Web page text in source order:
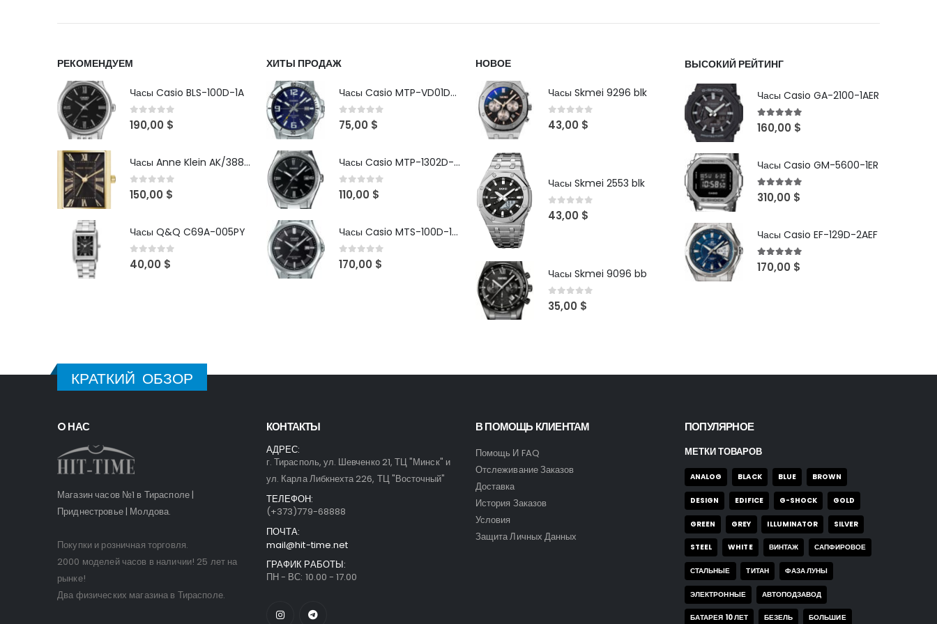
РЕКОМЕНДУЕМ
Часы Casio BLS-100D-1A
0out of 5
190,00 $
Часы Anne Klein AK/3882BKGB
0out of 5
150,00 $
Часы Q&Q C69A-005PY
0 out of 5
40,00 $
ХИТЫ ПРОДАЖ
Часы Casio MTP-VD01D-2B
0out of 5
75,00 $
Часы Casio MTP-1302D-1A1VDF
0out of 5
110,00 $
Часы Casio MTS-100D-1AV
0out of 5
170,00 $
НОВОЕ
Часы Skmei 9296 blk
0 out of 5
43,00 $
Часы Skmei 2553 blk
0 out of 5
43,00 $
Часы Skmei 9096 bb
0out of 5
35,00 $
ВЫСОКИЙ РЕЙТИНГ
Часы Casio GA-2100-1AER
5out of 5
160,00 $
Часы Casio GM-5600-1ER
5out of 5
310,00 $
Часы Casio EF-129D-2AEF
5out of 5
170,00 $
КРАТКИЙ ОБЗОР
O НАС
Магазин часов №1 в Тирасполе |
Приднестровье | Молдова.
Покупки и розничная торговля.
2000 моделей часов в наличии! 25 лет на
рынке!
Два физических магазина в Тирасполе.
КОНТАКТЫ
АДРЕС:
г. Тирасполь, ул. Шевченко 21, ТЦ "Минск" и
ул. Карла Либкнехта 226, ТЦ "Восточный"
ТЕЛЕФОН:
(+373)779-68888
ПОЧТА:
mail@hit-time.net
ГРАФИК РАБОТЫ:
ПН - ВС: 10.00 - 17.00
В ПОМОЩЬ КЛИЕНТАМ
Помощь И FAQ
Отслеживание Заказов
Доставка
История Заказов
Условия
Защита Личных Данных
ПОПУЛЯРНОЕ
МЕТКИ ТОВАРОВ
ANALOG BLACK BLUE BROWN
DESIGN EDIFICE G-SHOCK GOLD
GREEN GREY ILLUMINATOR SILVER
STEEL WHITE ВИНТАЖ САПФИРОВОЕ
СТАЛЬНЫЕ ТИТАН ФАЗА ЛУНЫ
ЭЛЕКТРОННЫЕ АВТОПОДЗАВОД
БАТАРЕЯ 10 ЛЕТ БЕЗЕЛЬ БОЛЬШИЕ